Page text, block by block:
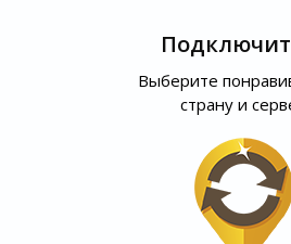
Выберите
страну и